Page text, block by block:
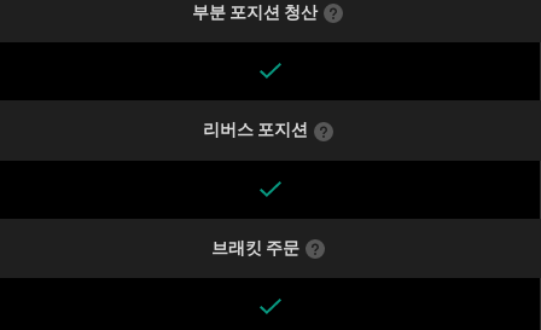
부분 포지션 청산
리버스 포지션
브래킷 주문